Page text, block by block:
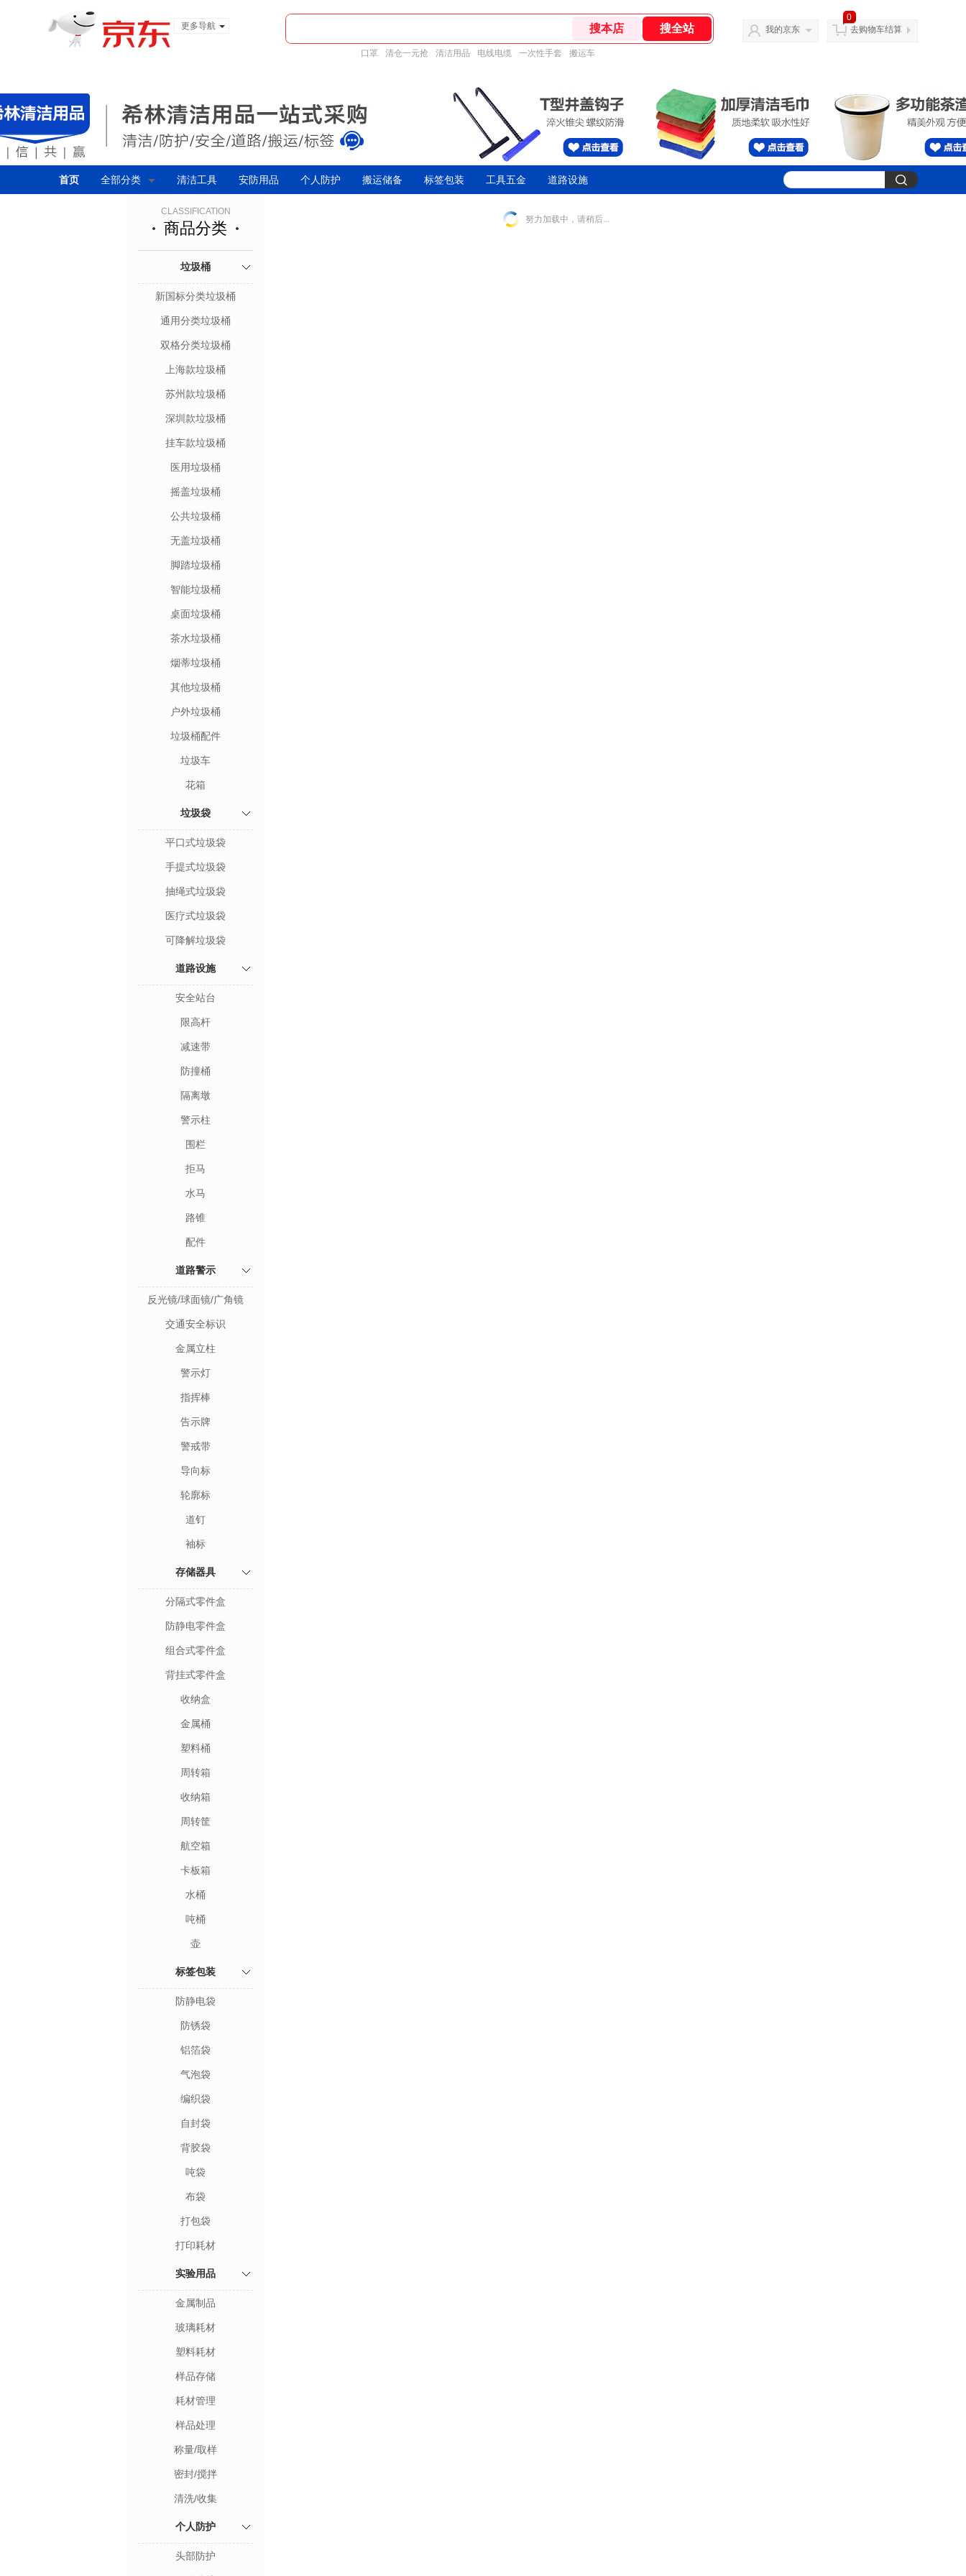
更多导航
口罩 清仓一元抢 清洁用品 电线电缆 一次性手套 搬运车
我的京东
0
去购物车结算
首页 全部分类 清洁工具 安防用品 个人防护 搬运储备 标签包装 工具五金 道路设施
CLASSIFICATION
商品分类
垃圾桶
新国标分类垃圾桶
通用分类垃圾桶
双格分类垃圾桶
上海款垃圾桶
苏州款垃圾桶
深圳款垃圾桶
挂车款垃圾桶
医用垃圾桶
摇盖垃圾桶
公共垃圾桶
无盖垃圾桶
脚踏垃圾桶
智能垃圾桶
桌面垃圾桶
茶水垃圾桶
烟蒂垃圾桶
其他垃圾桶
户外垃圾桶
垃圾桶配件
垃圾车
花箱
垃圾袋
平口式垃圾袋
手提式垃圾袋
抽绳式垃圾袋
医疗式垃圾袋
可降解垃圾袋
道路设施
安全站台
限高杆
减速带
防撞桶
隔离墩
警示柱
围栏
拒马
水马
路锥
配件
道路警示
反光镜/球面镜/广角镜
交通安全标识
金属立柱
警示灯
指挥棒
告示牌
警戒带
导向标
轮廓标
道钉
袖标
存储器具
分隔式零件盒
防静电零件盒
组合式零件盒
背挂式零件盒
收纳盒
金属桶
塑料桶
周转箱
收纳箱
周转筐
航空箱
卡板箱
水桶
吨桶
壶
标签包装
防静电袋
防锈袋
铝箔袋
气泡袋
编织袋
自封袋
背胶袋
吨袋
布袋
打包袋
打印耗材
实验用品
金属制品
玻璃耗材
塑料耗材
样品存储
耗材管理
样品处理
称量/取样
密封/搅拌
清洗/收集
个人防护
头部防护
努力加载中，请稍后...